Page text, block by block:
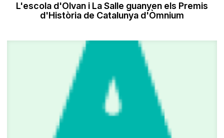
L'escola d'Olvan i La Salle guanyen els Premis
d'Història de Catalunya d'Òmnium